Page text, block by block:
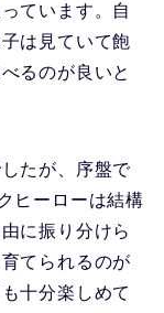
ています。自
は見ていて飽
るのが良いと
たが、序盤で
ヒーローは結構
に振り分けら
てられるのが
十分楽しめて